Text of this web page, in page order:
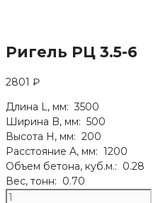
Ригель РЦ 3.5-6
2801 ₽
Длина L, мм: 3500
Ширина B, мм: 500
Высота H, мм: 200
Расстояние A, мм: 1200
Объем бетона, куб.м.: 0.28
Вес, тонн: 0.70
Количество